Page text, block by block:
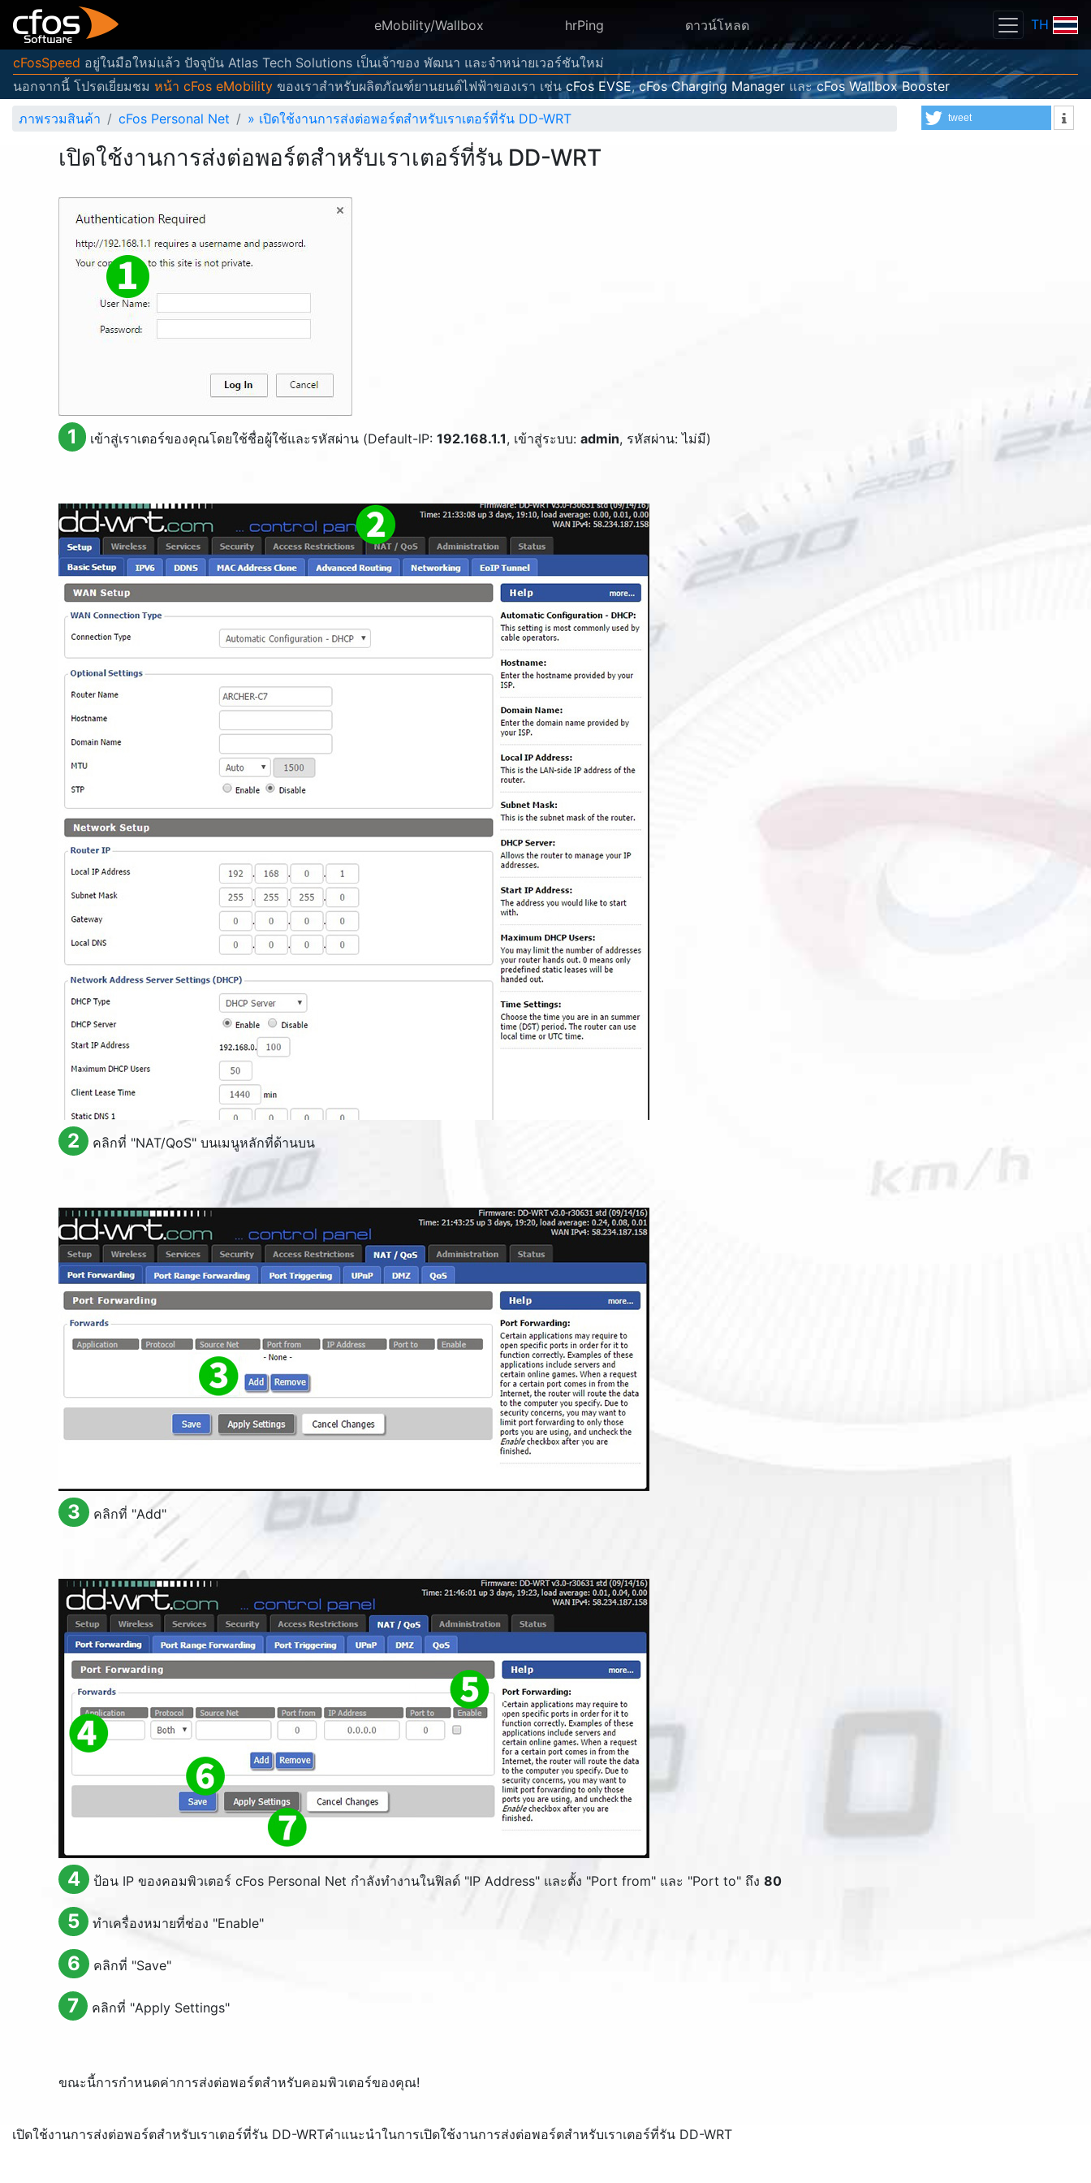
eMobility/Wallbox hrPing ดาวน์โหลด TH
cFosSpeed อยู่ในมือใหม่แล้ว ปัจจุบัน Atlas Tech Solutions เป็นเจ้าของ พัฒนา และจำหน่ายเวอร์ชันใหม่
นอกจากนี้ โปรดเยี่ยมชม หน้า cFos eMobility ของเราสำหรับผลิตภัณฑ์ยานยนต์ไฟฟ้าของเรา เช่นcFos EVSE,cFos Charging Manager และcFos Wallbox Booster
ภาพรวมสินค้า
cFos Personal Net » เปิดใช้งานการส่งต่อพอร์ตสำหรับเราเตอร์ที่รัน DD-WRT tweet
เปิดใช้งานการส่งต่อพอร์ตสำหรับเราเตอร์ที่รัน DD-WRT
1 เข้าสู่เราเตอร์ของคุณโดยใช้ชื่อผู้ใช้และรหัสผ่าน (Default-IP: 192.168.1.1, เข้าสู่ระบบ: admin, รหัสผ่าน: ไม่มี)
2 คลิกที่ "NAT/QoS" บนเมนูหลักที่ด้านบน
3 คลิกที่ "Add"
4 ป้อน IP ของคอมพิวเตอร์ cFos Personal Net กำลังทำงานในฟิลด์ "IP Address" และตั้ง "Port from" และ "Port to" ถึง 80
5 ทำเครื่องหมายที่ช่อง "Enable"
6 คลิกที่ "Save"
7 คลิกที่ "Apply Settings"
ขณะนี้การกำหนดค่าการส่งต่อพอร์ตสำหรับคอมพิวเตอร์ของคุณ!
เปิดใช้งานการส่งต่อพอร์ตสำหรับเราเตอร์ที่รัน DD-WRTคำแนะนำในการเปิดใช้งานการส่งต่อพอร์ตสำหรับเราเตอร์ที่รัน DD-WRT